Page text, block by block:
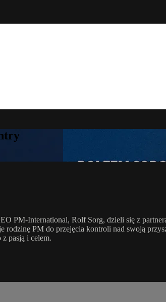
PM-International, Rolf Sorg, dzieli się z
rodzinę PM do przejęcia kontroli nad swoją
pasją i celem.